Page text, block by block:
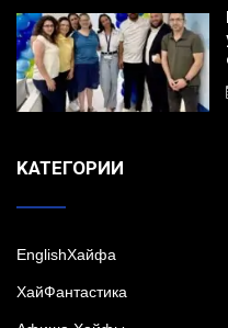
KАТЕГОРИИ
EnglishХайфа
XайФантастика